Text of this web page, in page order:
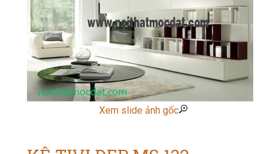
Xem slide ảnh gốc